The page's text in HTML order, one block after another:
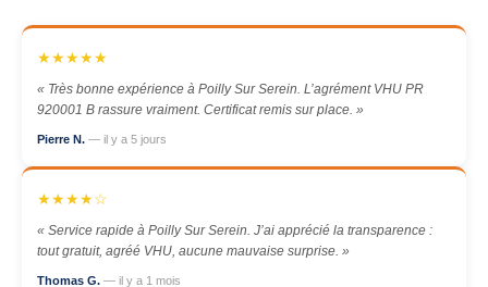
★★★★★
« Très bonne expérience à Poilly Sur Serein. L’agrément VHU PR
920001 B rassure vraiment. Certificat remis sur place. »
Pierre N. — il y a 5 jours
★★★★☆
« Service rapide à Poilly Sur Serein. J’ai apprécié la transparence :
tout gratuit, agréé VHU, aucune mauvaise surprise. »
Thomas G. — il y a 1 mois